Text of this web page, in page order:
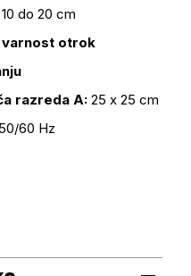
do 20 cm
varnost otrok
razreda A: 25 x 25 cm
60 Hz